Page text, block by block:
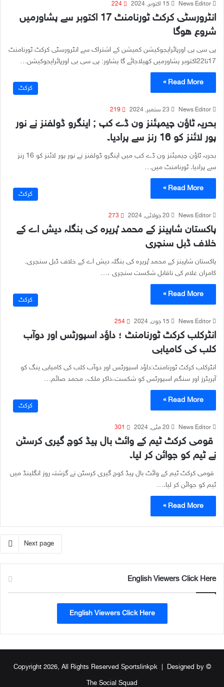
News Editor 15 اکتوبر, 2024 224
انٹرورسٹی کرکٹ ٹورنامنٹ 17 اکتوبر سے پشاورمیں
شروع ھوگا
پی سی بی اورہائرایجوکیشن کمیشن کے اشتراک سے انٹرورسٹی کرکٹ ٹورنامنٹ
17تا22اکتوبر پشاورمیں کھیلاجائے گا پشاور: پی سی بی اورہائرایجوکیشن…
Read More »
کرکٹ
News Editor 23 ستمبر, 2024 219
بحریہ ٹاؤن چیمپئنز ون ڈے کپ ; اینگرو ڈولفنز نے نور
پور لائنز کو 16 رنز سے ہرادیا۔
بحریہ ٹاؤن چیمپئنز ون ڈے کپ میں اینگرو ڈولفنز نے نور پور لائنز کو 16 رنز
سے ہرادیا۔ ٹورنامنٹ میں…
Read More »
کرکٹ
News Editor 20 جولائی, 2024 273
پاکستان شاہینز کے محمد ُہریرہ کی بنگلہ دیش اے کے
خلاف ڈبل سنچری
پاکستان شاہینز کے محمد ُہریرہ کی بنگلہ دیش اے کے خلاف ڈبل سنچری۔
کامران غلام کی ناقابل شکست سنچری ،…
Read More »
کرکٹ
News Editor 15 جون, 2024 254
انٹرکلب کرکٹ ٹورنامنٹ ؛ داؤد اسپورٹس اور دوآب
کلب کی کامیابی
انٹرکلب کرکٹ ٹورنامنٹ:داؤد اسپورٹس اور دوآب کلب کی کامیابی ینگ کو
آپریٹرز اور سنگم اسپورٹس کو شکست،ذاکر ملک، محمد صائم…
Read More »
کرکٹ
News Editor 20 مئی, 2024 301
قومی کرکٹ ٹیم کے وائٹ بال ہیڈ کوچ گیری کرسٹن
نے ٹیم کو جوائن کر لیا۔
قومی کرکٹ ٹیم کے وائٹ بال ہیڈ کوچ گیری کرسٹن نے گزشتہ روز انگلینڈ میں
ٹیم کو جوائن کر لیا۔…
Read More »
Next page
English Viewers Click Here
English Viewers Click Here
© Copyright 2026, All Rights Reserved Sportslinkpk |
Designed by
The Social Squad